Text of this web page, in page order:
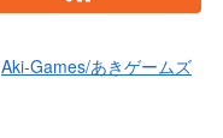
Aki-Games/あきゲームズ